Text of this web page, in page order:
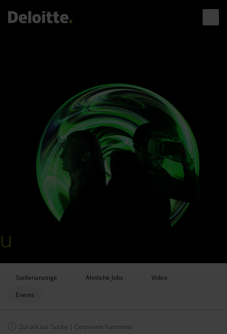
Stellenanzeige Ähnliche Jobs
Video
Events
Zurück zur Suche | Corporate Functions